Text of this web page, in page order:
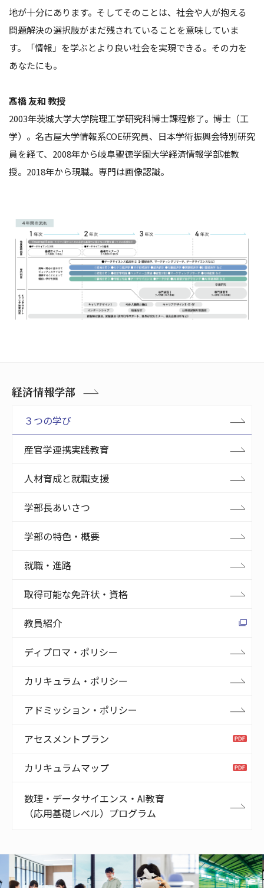
地が十分にあります。そしてそのことは、社会や人が抱える
問題解決の選択肢がまだ残されていることを意味していま
す。「情報」を学ぶとより良い社会を実現できる。その力を
あなたにも。
髙橋 友和 教授
2003年茨城大学大学院理工学研究科博士課程修了。博士（工
学）。名古屋大学情報系COE研究員、日本学術振興会特別研究
員を経て、2008年から岐阜聖徳学園大学経済情報学部准教
授。2018年から現職。専門は画像認識。
経済情報学部
３つの学び
産官学連携実践教育
人材育成と就職支援
学部長あいさつ
学部の特色・概要
就職・進路
取得可能な免許状・資格
教員紹介
ディプロマ・ポリシー
カリキュラム・ポリシー
アドミッション・ポリシー
アセスメントプラン
カリキュラムマップ
数理・データサイエンス・AI教育
（応用基礎レベル）プログラム